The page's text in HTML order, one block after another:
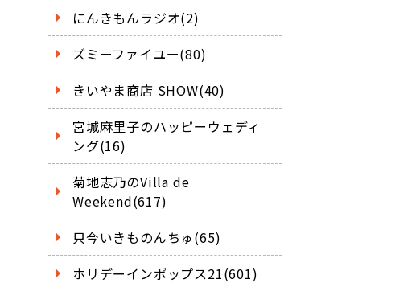
にんきもんラジオ(2)
ズミーファイユー(80)
きいやま商店 SHOW(40)
宮城麻里子のハッピーウェディ
ング(16)
菊地志乃のVilla de
Weekend(617)
只今いきものんちゅ(65)
ホリデーインポップス21(601)